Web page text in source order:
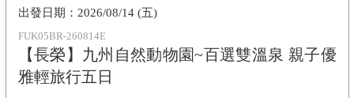
FUK05BR-260814E
【長榮】九州自然動物園~百選雙溫泉 親子優
雅輕旅行五日
2026/08/14 (五)